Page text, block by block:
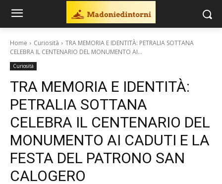
Home Curiosità
TRA MEMORIA E IDENTITÀ: PETRALIA SOTTANA
CELEBRA IL CENTENARIO DEL MONUMENTO AI...
Curiosità
TRA MEMORIA E IDENTITÀ:
PETRALIA SOTTANA
CELEBRA IL CENTENARIO DEL
MONUMENTO AI CADUTI E LA
FESTA DEL PATRONO SAN
CALOGERO